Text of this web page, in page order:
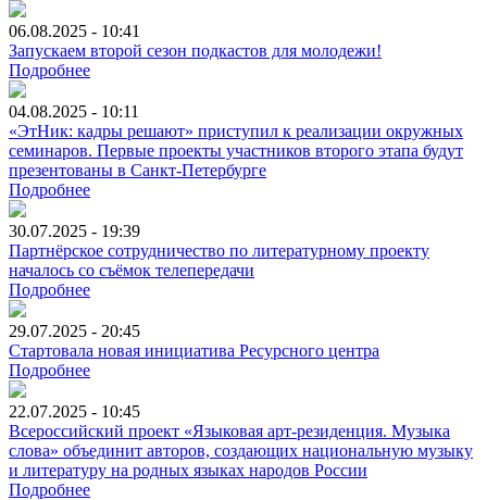
06.08.2025 - 10:41
Запускаем второй сезон подкастов для молодежи!
Подробнее
04.08.2025 - 10:11
«ЭтНик: кадры решают» приступил к реализации окружных
семинаров. Первые проекты участников второго этапа будут
презентованы в Санкт-Петербурге
Подробнее
30.07.2025 - 19:39
Партнёрское сотрудничество по литературному проекту
началось со съёмок телепередачи
Подробнее
29.07.2025 - 20:45
Стартовала новая инициатива Ресурсного центра
Подробнее
22.07.2025 - 10:45
Всероссийский проект «Языковая арт-резиденция. Музыка
слова» объединит авторов, создающих национальную музыку
и литературу на родных языках народов России
Подробнее